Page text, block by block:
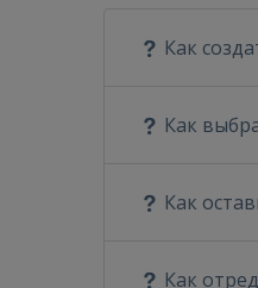
Как
Как
Как
Как